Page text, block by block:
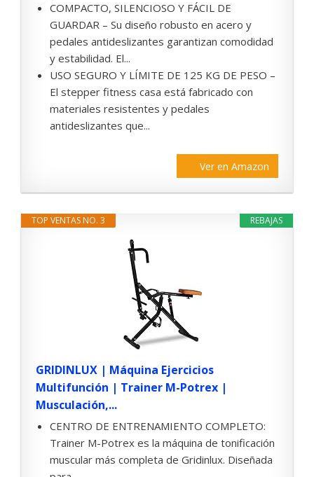
COMPACTO, SILENCIOSO Y FÁCIL DE
GUARDAR – Su diseño robusto en acero y
pedales antideslizantes garantizan comodidad
y estabilidad. El...
USO SEGURO Y LÍMITE DE 125 KG DE PESO –
El stepper fitness casa está fabricado con
materiales resistentes y pedales
antideslizantes que...
Ver en Amazon
REBAJAS
TOP VENTAS NO. 3
GRIDINLUX | Máquina Ejercicios
Multifunción | Trainer M-Potrex |
Musculación,...
CENTRO DE ENTRENAMIENTO COMPLETO:
Trainer M-Potrex es la máquina de tonificación
muscular más completa de Gridinlux. Diseñada